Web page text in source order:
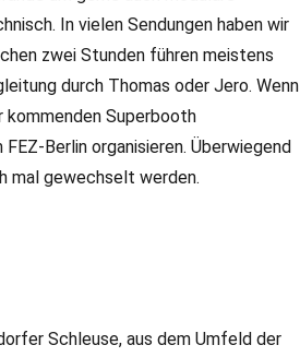
In vielen Sendungen haben wir
zwei Stunden führen meistens
durch Thomas oder Jero. Wenn
kommenden Superbooth
Berlin organisieren. Überwiegend
mal gewechselt werden.
Schleuse, aus dem Umfeld der